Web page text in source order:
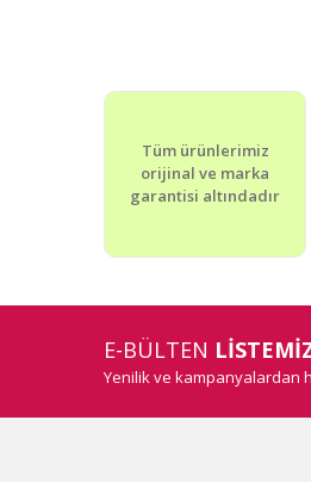
Tüm ürünlerimiz
orijinal ve marka
garantisi altındadır
E-BÜLTEN
Yenilik ve kampanyalardan